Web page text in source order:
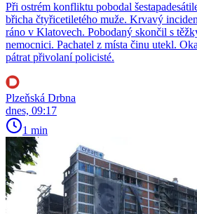
Při ostrém konfliktu pobodal
břicha čtyřicetiletého muže. Krvavý
ráno v Klatovech. Pobodaný skončil s
nemocnici. Pachatel z místa činu utekl.
pátrat přivolaní policisté.
Plzeňská Drbna
dnes, 09:17
1 min